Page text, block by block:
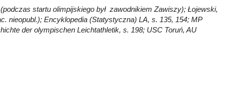
startu olimpijskiego był zawodnikiem Zawiszy); Łojewski,
nieopubl.); Encyklopedia (Statystyczna) LA, s. 135, 154; MP
der olympischen Leichtathletik, s. 198; USC Toruń, AU